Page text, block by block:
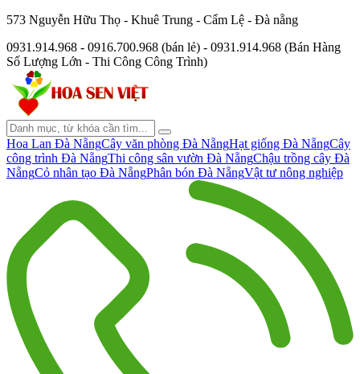
573 Nguyễn Hữu Thọ - Khuê Trung - Cẩm Lệ - Đà nẵng
0931.914.968 - 0916.700.968 (bán lẻ) - 0931.914.968 (Bán Hàng
Số Lượng Lớn - Thi Công Công Trình)
Hoa Lan Đà NẵngCây văn phòng Đà NẵngHạt giống Đà NẵngCây
công trình Đà NẵngThi công sân vườn Đà NẵngChậu trồng cây Đà
NẵngCỏ nhân tạo Đà NẵngPhân bón Đà NẵngVật tư nông nghiệp